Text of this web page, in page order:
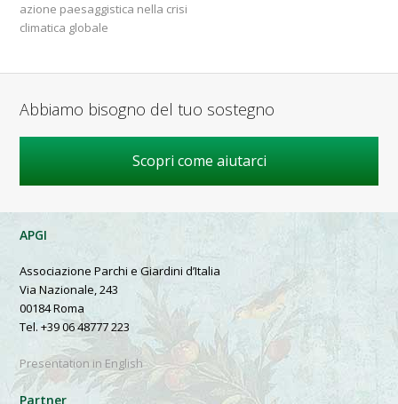
azione paesaggistica nella crisi
climatica globale
Abbiamo bisogno del tuo sostegno
Scopri come aiutarci
APGI
Associazione Parchi e Giardini d’Italia
Via Nazionale, 243
00184 Roma
Tel. +39 06 48777 223
Presentation in English
Partner